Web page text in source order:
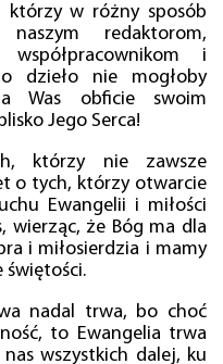
którzy w różny sposób
redaktorom,
współpracownikom i
dzieło nie mogłoby
Was obficie swoim
Jego Serca!
którzy nie zawsze
o tych, którzy otwarcie
Ewangelii i miłości
wierząc, że Bóg ma dla
i miłosierdzia i mamy
świętości.
nadal trwa, bo choć
to Ewangelia trwa
wszystkich dalej, ku